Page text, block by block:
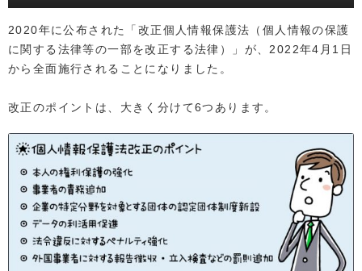
2020年に公布された「改正個人情報保護法（個人情報の保護
に関する法律等の一部を改正する法律）」が、2022年4月1日
から全面施行されることになりました。
改正のポイントは、大きく分けて6つあります。